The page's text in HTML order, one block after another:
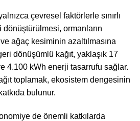
çevresel faktörlerle sınırlı
ormanların
ağaç kesiminin azaltılmasına
dönüşümlü kağıt, yaklaşık 17
4.100 kWh enerji tasarrufu sağlar.
toplamak, ekosistem dengesinin
bulunur.
de önemli katkılarda